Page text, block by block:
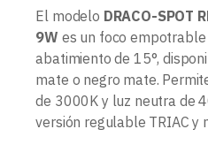
El modelo DRACO-SPOT
9W es un foco
abatimiento de 15°,
mate o negro mate.
de 3000K y luz neutra de
versión regulable TRIAC y